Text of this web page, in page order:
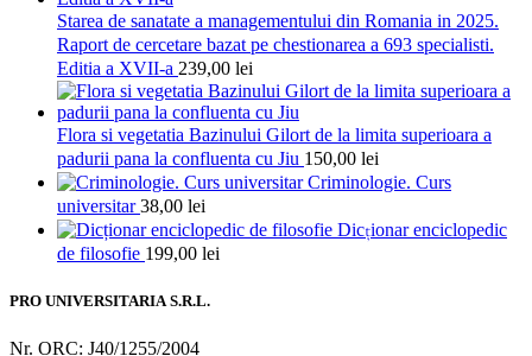
Starea de sanatate a managementului din Romania in 2025.
Raport de cercetare bazat pe chestionarea a 693 specialisti.
Editia a XVII-a 239,00 lei
Flora si vegetatia Bazinului Gilort de la limita superioara a
padurii pana la confluenta cu Jiu 150,00 lei
Criminologie. Curs
universitar 38,00 lei
Dicționar enciclopedic
de filosofie 199,00 lei
PRO UNIVERSITARIA S.R.L.
Nr. ORC: J40/1255/2004